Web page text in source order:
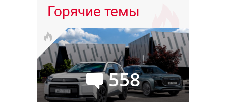
Горячие темы
558